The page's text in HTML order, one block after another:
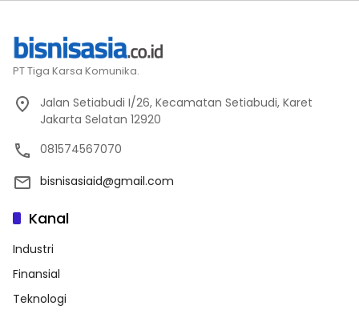
PT Tiga Karsa Komunika.
Jalan Setiabudi I/26, Kecamatan Setiabudi, Karet
Jakarta Selatan 12920
081574567070
bisnisasiaid@gmail.com
Kanal
Industri
Finansial
Teknologi